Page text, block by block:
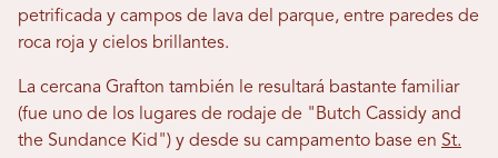
petrificada y campos de lava del parque, entre paredes de
roca roja y cielos brillantes.
La cercana Grafton también le resultará bastante familiar
(fue uno de los lugares de rodaje de "Butch Cassidy and
the Sundance Kid") y desde su campamento base en St.